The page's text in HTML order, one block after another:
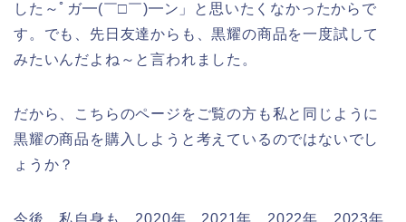
した～ﾟガ━(￣□￣)━ン」と思いたくなかったからで
す。でも、先日友達からも、黒耀の商品を一度試して
みたいんだよね～と言われました。
だから、こちらのページをご覧の方も私と同じように
黒耀の商品を購入しようと考えているのではないでし
ょうか？